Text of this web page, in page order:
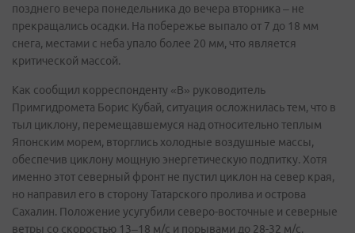
позднего вечера понедельника до вечера вторника – не
прекращались осадки. На побережье выпало от 7 до 18 мм
снега, местами с неба упало более 20 мм, что является
критической массой.
Как сообщил корреспонденту «В» руководитель
Примгидромета Борис Кубай, ситуация осложнилась тем, что в
тыл циклону, перемещавшемуся над относительно теплым
Японским морем, вторглись холодные воздушные массы,
обеспечив циклону мощную энергетическую подпитку. Хотя
именно этот северный фронт не пустил циклон на север края,
но направил его в сторону Татарского пролива и острова
Сахалин. Положение усугубили северо-восточные и северные
ветры со скоростью 13–18 м/с и порывами до 28-32 м/с.